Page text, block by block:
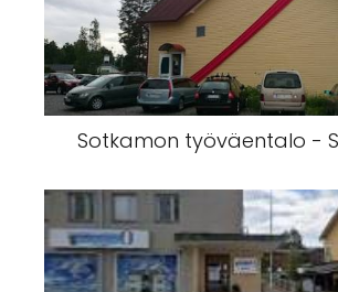
Sotkamon työväentalo -